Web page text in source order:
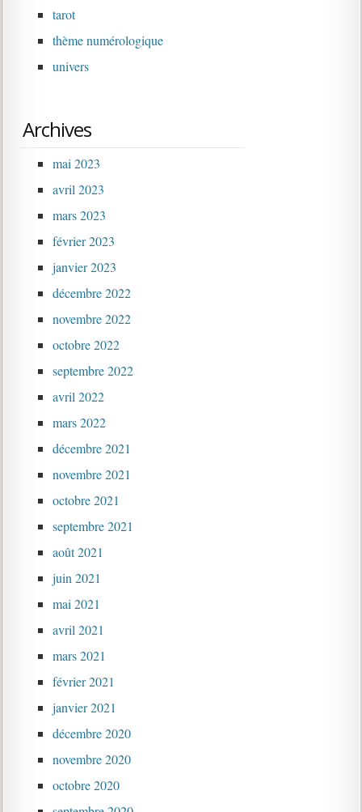
tarot
thème numérologique
univers
Archives
mai 2023
avril 2023
mars 2023
février 2023
janvier 2023
décembre 2022
novembre 2022
octobre 2022
septembre 2022
avril 2022
mars 2022
décembre 2021
novembre 2021
octobre 2021
septembre 2021
août 2021
juin 2021
mai 2021
avril 2021
mars 2021
février 2021
janvier 2021
décembre 2020
novembre 2020
octobre 2020